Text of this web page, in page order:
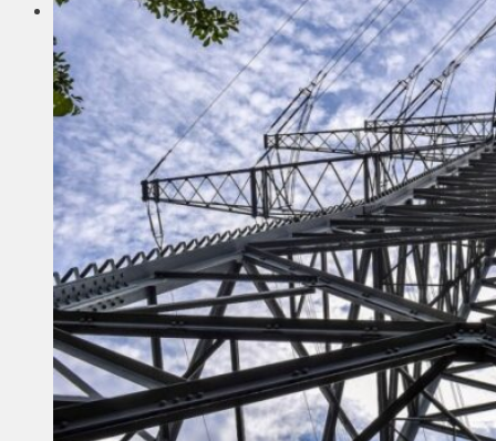
Больше
Фоторепортаж
Туризм
ЛК рекомендует
Сеньорам
Образование
Здравоохранение
Экология
Происшествия
Приграничье
Деньги
Визиты
Выборы
Агроновости
Едим дома
Ищу семью
Духовное пространство
Спорт
Технологии
Энергетика